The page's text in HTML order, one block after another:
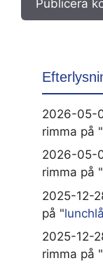
2026-05-
rimma på "
2026-05-
rimma på "
2025-12-
på "
2025-12-
rimma på "